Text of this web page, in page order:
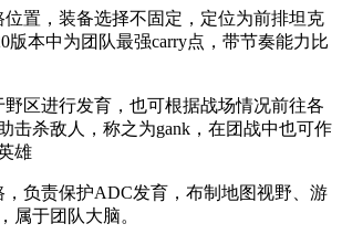
位置，装备选择不固定，定位为前排坦克
版本中为团队最强carry点，带节奏能力比
区进行发育，也可根据战场情况前往各
击杀敌人，称之为gank，在团战中也可作
雄
，负责保护ADC发育，布制地图视野、游
属于团队大脑。